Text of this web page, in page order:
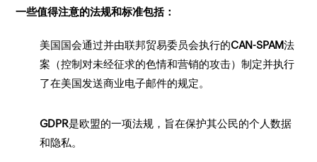
一些值得注意的法规和标准包括：
美国国会通过并由联邦贸易委员会执行的CAN-SPAM法
案（控制对未经征求的色情和营销的攻击）制定并执行
了在美国发送商业电子邮件的规定。
GDPR是欧盟的一项法规，旨在保护其公民的个人数据
和隐私。